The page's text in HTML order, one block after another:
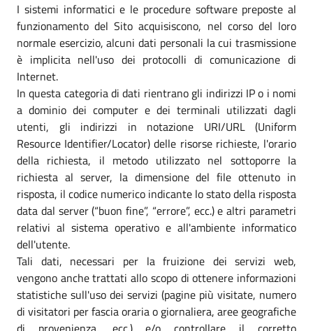
I sistemi informatici e le procedure software preposte al
funzionamento del Sito acquisiscono, nel corso del loro
normale esercizio, alcuni dati personali la cui trasmissione
è implicita nell'uso dei protocolli di comunicazione di
Internet.
In questa categoria di dati rientrano gli indirizzi IP o i nomi
a dominio dei computer e dei terminali utilizzati dagli
utenti, gli indirizzi in notazione URI/URL (Uniform
Resource Identifier/Locator) delle risorse richieste, l'orario
della richiesta, il metodo utilizzato nel sottoporre la
richiesta al server, la dimensione del file ottenuto in
risposta, il codice numerico indicante lo stato della risposta
data dal server (“buon fine”, “errore”, ecc.) e altri parametri
relativi al sistema operativo e all'ambiente informatico
dell'utente.
Tali dati, necessari per la fruizione dei servizi web,
vengono anche trattati allo scopo di ottenere informazioni
statistiche sull'uso dei servizi (pagine più visitate, numero
di visitatori per fascia oraria o giornaliera, aree geografiche